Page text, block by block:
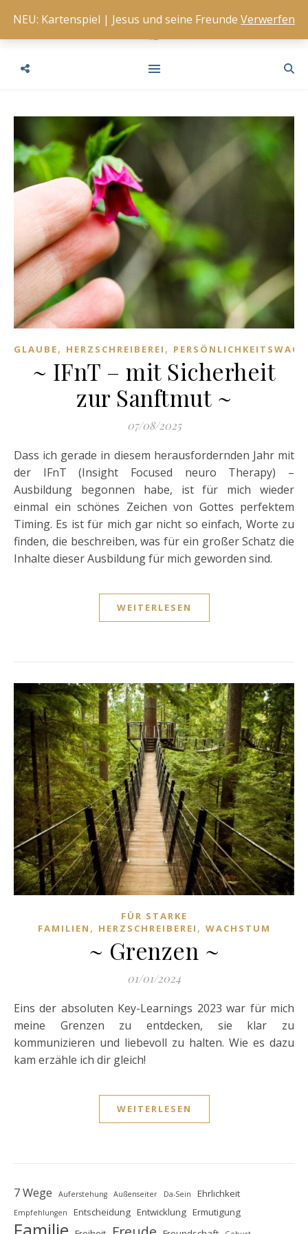
GLAUBE, HERZSCHREIBEREI ,
~ IFnT – mit Sicherheit
zur Sanftmut ~
07/08/2025
Dass ich gerade in diesem herausfordernden Jahr mit
der IFnT (Insight Focused neuro Therapy) –
Ausbildung begonnen habe, ist für mich wieder
einmal ein schönes Zeichen von Gottes perfektem
Timing. Es ist für mich gar nicht so einfach, Worte zu
finden, die beschreiben, was für ein großer Schatz die
Inhalte dieser Ausbildung für mich geworden sind.
WEITERLESEN
FÜR STARKE
FAMILIEN , HERZSCHREIBEREI , WACHSTUM
~ Grenzen ~
01/01/2024
Eins der absoluten Key-Learnings 2023 war für mich
meine Grenzen zu entdecken, sie klar zu
kommunizieren und liebevoll zu halten. Wie es dazu
kam erzähle ich dir gleich!
WEITERLESEN
7 Wege Auferstehung Außenseiter Da-Sein Ehrlichkeit
Empfehlungen Entscheidung Entwicklung Ermutigung
NEU: Kartenspiel | Jesus und seine Freunde Verwerfen